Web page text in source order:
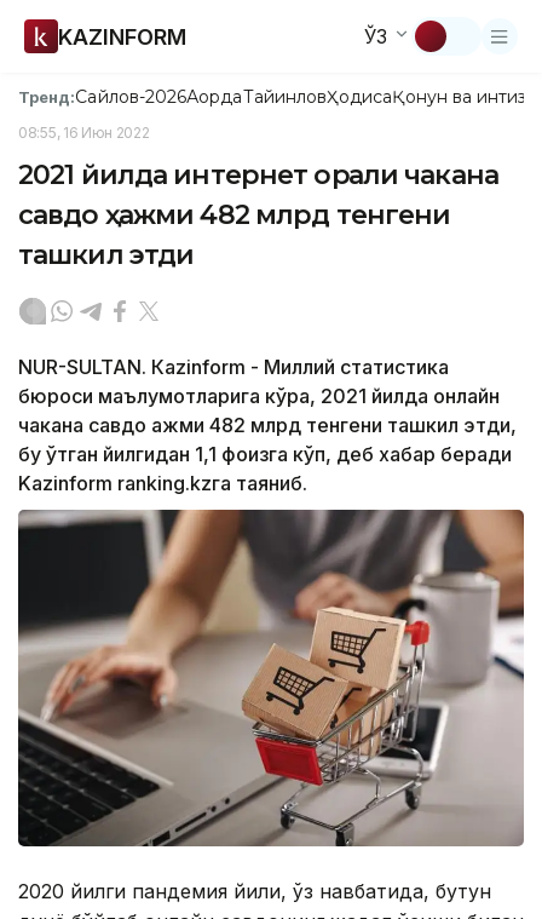
KAZINFORM ЎЗ
Тренд:Сайлов-2026АқордаТайинловҲодисаҚонун ва
08:55, 16 Июн 2022
2021 йилда интернет орқали чакана
савдо ҳажми 482 млрд тенгени
ташкил этди
NUR-SULTAN. Кazinform - Миллий статистика
бюроси маълумотларига кўра, 2021 йилда онлайн
чакана савдо ҳажми 482 млрд тенгени ташкил этди,
бу ўтган йилгидан 1,1 фоизга кўп, деб хабар беради
Kazinform ranking.kzга таяниб.
2020 йилги пандемия йили, ўз навбатида, бутун